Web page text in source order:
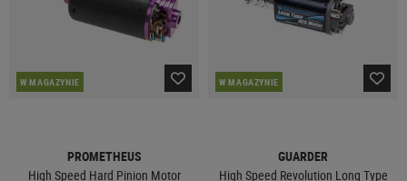
W MAGAZYNIE
PROMETHEUS
High Speed Hard Pinion Motor
W MAGAZYNIE
GUARDER
High Speed Revolution Long Type